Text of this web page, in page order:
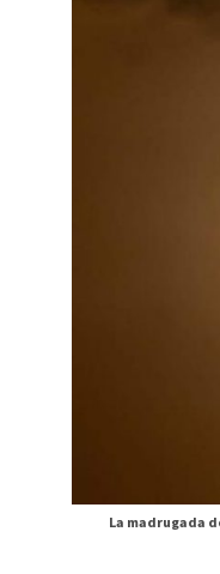
La madrugada